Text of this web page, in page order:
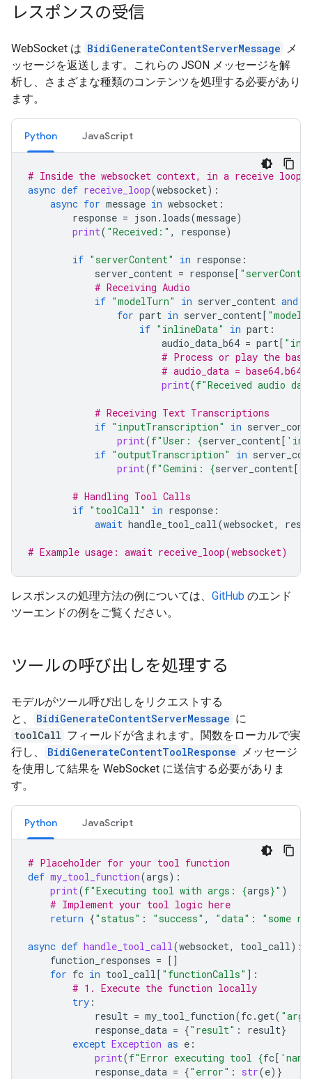
レスポンスの受信
WebSocket は BidiGenerateContentServerMessage メ
ッセージを返送します。これらの JSON メッセージを解
析し、さまざまな種類のコンテンツを処理する必要があり
ます。
Python JavaScript
# Inside the websocket context, in a receive loop
async def receive_loop(websocket):
async for message in websocket :
response = json . loads(message)
print( "Received:" , response)
if "serverContent" in response :
server_content = response[
# Receiving Audio
if "modelTurn" in server_content and
for part in server_content[
if "inlineData" in part :
audio_data_b64 = part[
# Process or play the
# audio_data =
print(f"Received audio
# Receiving Text Transcriptions
if "inputTranscription" in
print(f"User: {server_content[
if "outputTranscription" in
print(f"Gemini: {server_content[
# Handling Tool Calls
if "toolCall" in response :
await handle_tool_call(websocket,
# Example usage: await receive_loop(websocket)
レスポンスの処理方法の例については、 GitHub のエンド
ツーエンドの例をご覧ください。
ツールの呼び出しを処理する
モデルがツール呼び出しをリクエストする
と、
BidiGenerateContentServerMessage に
toolCall フィールドが含まれます。関数をローカルで実
行し、
BidiGenerateContentToolResponse メッセージ
を使用して結果を WebSocket に送信する必要がありま
す。
Python JavaScript
# Placeholder for your tool function
def my_tool_function(args):
print(f"Executing tool with args: {args}" )
# Implement your tool logic here
return {"status" : "success" , "data" : "some
async def handle_tool_call(websocket, tool_call):
function_responses = []
for fc in tool_call[ "functionCalls" ]:
# 1. Execute the function locally
try :
result = my_tool_function(fc.get(
response_data = {"result" : result}
except Exception as e :
print(f"Error executing tool {fc[
response_data = {"error" : str(e)}